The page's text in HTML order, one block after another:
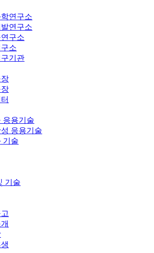
연구소
연구소
구소
소
기관
응용기술
응용기술
기술
기술